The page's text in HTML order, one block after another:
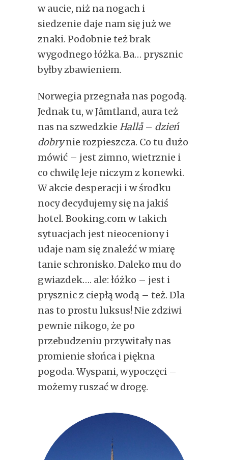
w aucie, niż na nogach i
siedzenie daje nam się już we
znaki. Podobnie też brak
wygodnego łóżka. Ba… prysznic
byłby zbawieniem.
Norwegia przegnała nas pogodą.
Jednak tu, w Jämtland, aura też
nas na szwedzkie Hallå– dzień
dobrynie rozpieszcza. Co tu dużo
mówić – jest zimno, wietrznie i
co chwilę leje niczym z konewki.
W akcie desperacji i w środku
nocy decydujemy się na jakiś
hotel. Booking.com w takich
sytuacjach jest nieoceniony i
udaje nam się znaleźć w miarę
tanie schronisko. Daleko mu do
gwiazdek…. ale: łóżko – jest i
prysznic z ciepłą wodą – też. Dla
nas to prostu luksus! Nie zdziwi
pewnie nikogo, że po
przebudzeniu przywitały nas
promienie słońca i piękna
pogoda. Wyspani, wypoczęci –
możemy ruszać w drogę.